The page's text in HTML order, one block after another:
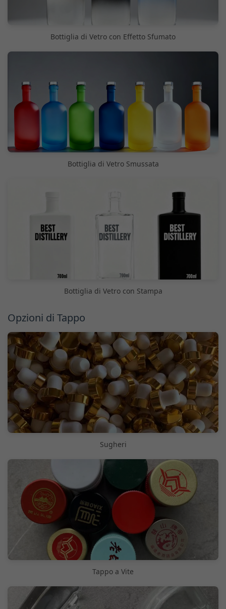
Bottiglia di Vetro con Effetto Sfumato
Bottiglia di Vetro Smussata
Bottiglia di Vetro con Stampa
Opzioni di Tappo
Sugheri
Tappo a Vite